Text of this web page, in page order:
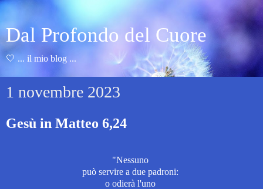
Dal Profondo del Cuore
🤍 ... il mio blog ...
1 novembre 2023
Gesù in Matteo 6,24
"Nessuno
può servire a due padroni:
o odierà l'uno